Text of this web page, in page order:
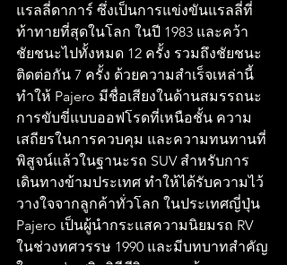
แรลลี่ดาการ์ ซึ่งเป็นการแข่งขันแรลลี่ที่
ท้าทายที่สุดในโลก ในปี 1983 และคว้า
ชัยชนะไปทั้งหมด 12 ครั้ง รวมถึงชัยชนะ
ติดต่อกัน 7 ครั้ง ด้วยความสำเร็จเหล่านี้
ทำให้ Pajero มีชื่อเสียงในด้านสมรรถนะ
การขับขี่แบบออฟโรดที่เหนือชั้น ความ
เสถียรในการควบคุม และความทนทานที่
พิสูจน์แล้วในฐานะรถ SUV สำหรับการ
เดินทางข้ามประเทศ ทำให้ได้รับความไว้
วางใจจากลูกค้าทั่วโลก ในประเทศญี่ปุ่น
Pajero เป็นผู้นำกระแสความนิยมรถ RV
ในช่วงทศวรรษ 1990 และมีบทบาทสำคัญ